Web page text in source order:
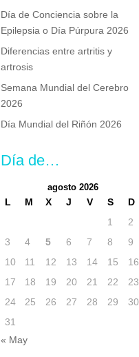
Día de Conciencia sobre la
Epilepsia o Día Púrpura 2026
Diferencias entre artritis y
artrosis
Semana Mundial del Cerebro
2026
Día Mundial del Riñón 2026
Día de…
agosto 2026
L M X J V S
D
1
2
3
4 5 6 7 8
9
10
11 12 13 14 15
16
17
18 19 20 21 22
23
24
25 26 27 28 29
30
31
« May